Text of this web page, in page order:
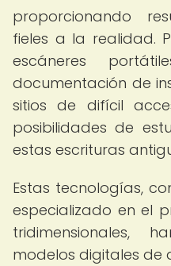
proporcionando
fieles a la realidad.
escáneres
documentación de
sitios de difícil
posibilidades de
estas escrituras
Estas tecnologías,
especializado en el
tridimensionales,
modelos digitales de